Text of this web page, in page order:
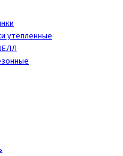
утепленные